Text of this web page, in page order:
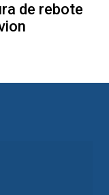
de rebote